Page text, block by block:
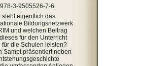
3-9505526-7-6
steht eigentlich das
Bildungsnetzwerk
und welchen Beitrag
für den Unterricht
für die Schulen leisten?
Sampt präsentiert neben